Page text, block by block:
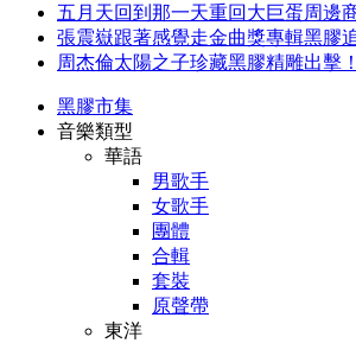
五月天回到那一天重回大巨蛋周邊
張震嶽跟著感覺走金曲獎專輯黑膠
周杰倫太陽之子珍藏黑膠精雕出擊！
黑膠市集
音樂類型
華語
男歌手
女歌手
團體
合輯
套裝
原聲帶
東洋